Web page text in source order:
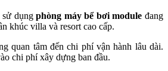
sử dụngphòng máy bể bơi module đang
khúc villa và resort cao cấp.
quan tâm đến chi phí vận hành lâu dài.
chi phí xây dựng ban đầu.